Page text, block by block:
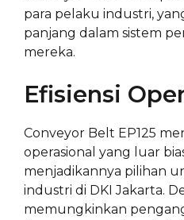
para pelaku industri,
panjang dalam sistem
mereka.
Efisiensi
Conveyor Belt EP125
operasional yang luar
menjadikannya pilihan
industri di DKI Jakarta.
memungkinkan